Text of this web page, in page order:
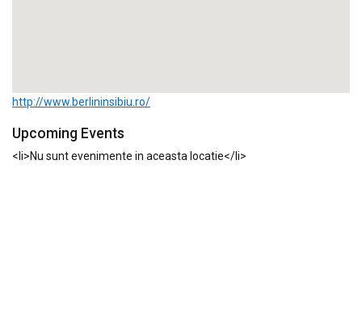
http://www.berlininsibiu.ro/
Upcoming Events
<li>Nu sunt evenimente in aceasta locatie</li>